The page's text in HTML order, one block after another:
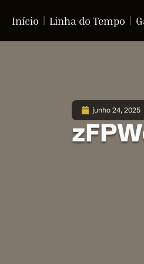
Início Linha do Tempo
junho 24, 2025